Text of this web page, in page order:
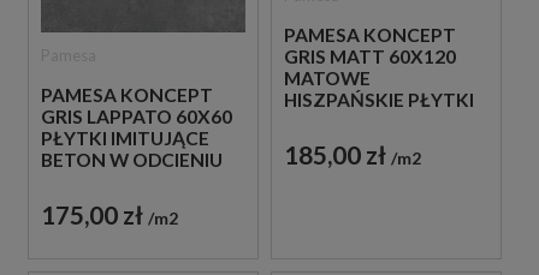
PAMESA KONCEPT
GRIS LAPPATO 60X60
PŁYTKI IMITUJĄCE
BETON W ODCIENIU
175,00 zł m2
PAMESA KONCEPT
GRIS MATT 60X120
MATOWE
HISZPAŃSKIE PŁYTKI
ODCIENIU SZAROŚCI
185,00 zł m2